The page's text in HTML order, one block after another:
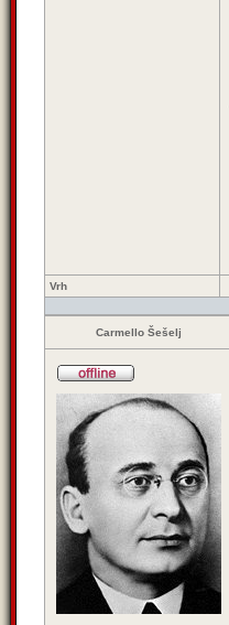
Vrh
Carmello Šešelj